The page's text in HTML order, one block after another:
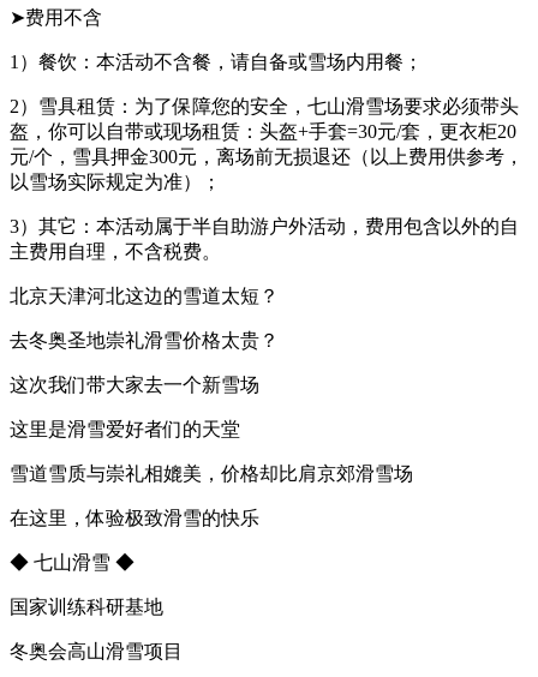
➤费用不含
1）餐饮：本活动不含餐，请自备或雪场内用餐；
2）雪具租赁：为了保障您的安全，七山滑雪场要求必须带头
盔，你可以自带或现场租赁：头盔+手套=30元/套，更衣柜20
元/个，雪具押金300元，离场前无损退还（以上费用供参考，
以雪场实际规定为准）；
3）其它：本活动属于半自助游户外活动，费用包含以外的自
主费用自理，不含税费。
北京天津河北这边的雪道太短？
去冬奥圣地崇礼滑雪价格太贵？
这次我们带大家去一个新雪场
这里是滑雪爱好者们的天堂
雪道雪质与崇礼相媲美，价格却比肩京郊滑雪场
在这里，体验极致滑雪的快乐
◆ 七山滑雪 ◆
国家训练科研基地
冬奥会高山滑雪项目